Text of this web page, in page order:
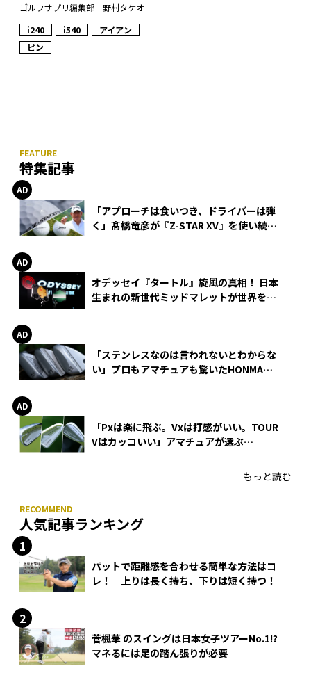
ゴルフサプリ編集部 野村タケオ
i240
i540
アイアン
ピン
特集記事
「アプローチは食いつき、ドライバーは弾
く」髙橋竜彦が『Z-STAR XV』を使い続け
オデッセイ『タートル』旋風の真相！ 日本
生まれの新世代ミッドマレットが世界を席
「ステンレスなのは言われないとわからな
い」プロもアマチュアも驚いたHONMA
「Pxは楽に飛ぶ。Vxは打感がいい。TOUR
Vはカッコいい」アマチュアが選ぶ
もっと読む
人気記事ランキング
パットで距離感を合わせる簡単な方法はコ
レ！ 上りは長く持ち、下りは短く持つ！
菅楓華 のスイングは日本女子ツアーNo.1!?
マネるには足の踏ん張りが必要